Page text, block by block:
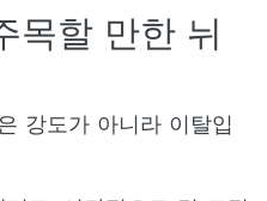
목할 만한 뉘
강도가 아니라 이탈입